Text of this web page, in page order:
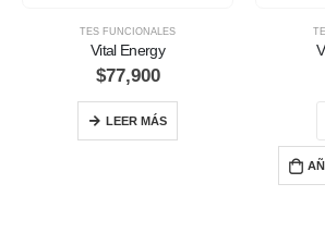
TES FUNCIONALES
Vital Energy
$77,900
LEER MÁS